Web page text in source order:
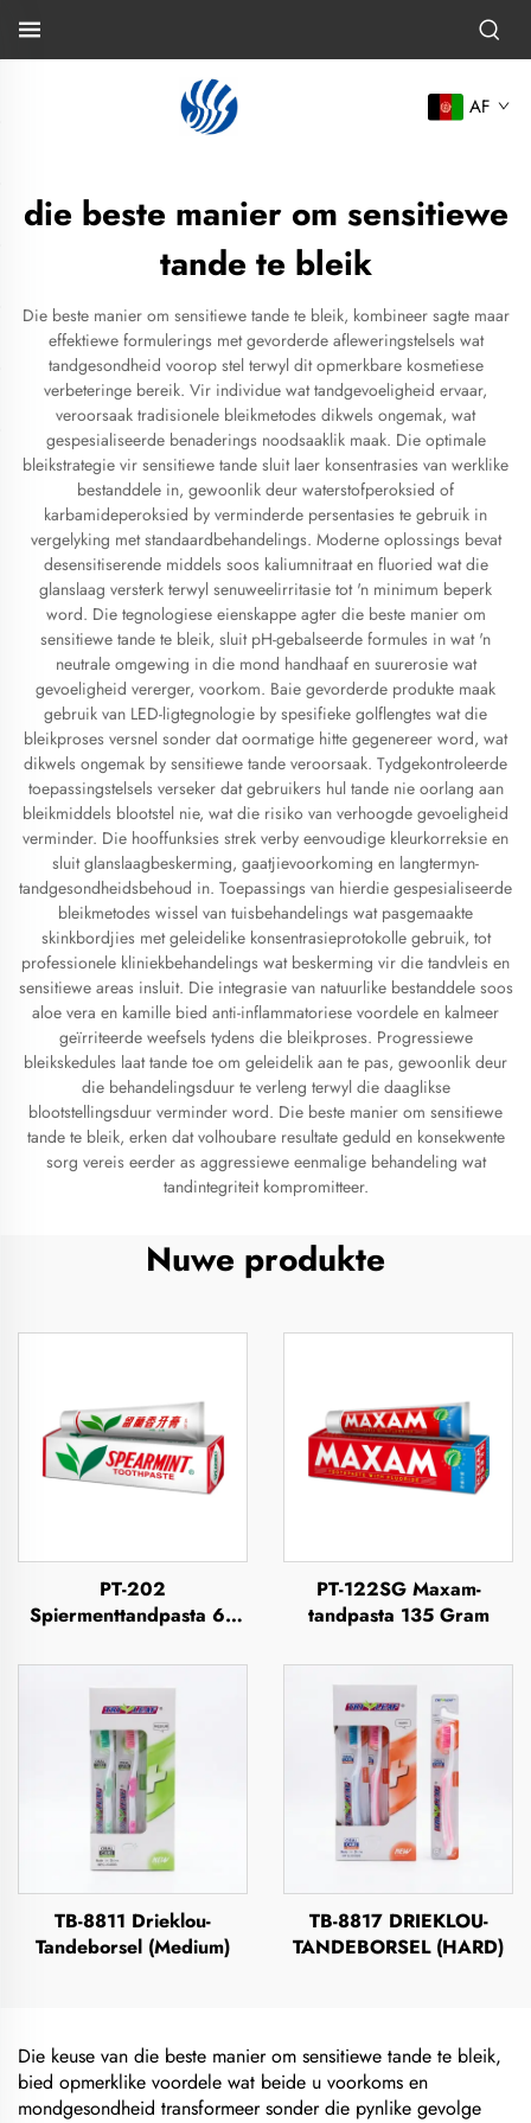
AF
die beste manier om sensitiewe
tande te bleik
Die beste manier om sensitiewe tande te bleik, kombineer sagte maar
effektiewe formulerings met gevorderde afleweringstelsels wat
tandgesondheid voorop stel terwyl dit opmerkbare kosmetiese
verbeteringe bereik. Vir individue wat tandgevoeligheid ervaar,
veroorsaak tradisionele bleikmetodes dikwels ongemak, wat
gespesialiseerde benaderings noodsaaklik maak. Die optimale
bleikstrategie vir sensitiewe tande sluit laer konsentrasies van werklike
bestanddele in, gewoonlik deur waterstofperoksied of
karbamideperoksied by verminderde persentasies te gebruik in
vergelyking met standaardbehandelings. Moderne oplossings bevat
desensitiserende middels soos kaliumnitraat en fluoried wat die
glanslaag versterk terwyl senuweelirritasie tot 'n minimum beperk
word. Die tegnologiese eienskappe agter die beste manier om
sensitiewe tande te bleik, sluit pH-gebalseerde formules in wat 'n
neutrale omgewing in die mond handhaaf en suurerosie wat
gevoeligheid vererger, voorkom. Baie gevorderde produkte maak
gebruik van LED-ligtegnologie by spesifieke golflengtes wat die
bleikproses versnel sonder dat oormatige hitte gegenereer word, wat
dikwels ongemak by sensitiewe tande veroorsaak. Tydgekontroleerde
toepassingstelsels verseker dat gebruikers hul tande nie oorlang aan
bleikmiddels blootstel nie, wat die risiko van verhoogde gevoeligheid
verminder. Die hooffunksies strek verby eenvoudige kleurkorreksie en
sluit glanslaagbeskerming, gaatjievoorkoming en langtermyn-
tandgesondheidsbehoud in. Toepassings van hierdie gespesialiseerde
bleikmetodes wissel van tuisbehandelings wat pasgemaakte
skinkbordjies met geleidelike konsentrasieprotokolle gebruik, tot
professionele kliniekbehandelings wat beskerming vir die tandvleis en
sensitiewe areas insluit. Die integrasie van natuurlike bestanddele soos
aloe vera en kamille bied anti-inflammatoriese voordele en kalmeer
geïrriteerde weefsels tydens die bleikproses. Progressiewe
bleikskedules laat tande toe om geleidelik aan te pas, gewoonlik deur
die behandelingsduur te verleng terwyl die daaglikse
blootstellingsduur verminder word. Die beste manier om sensitiewe
tande te bleik, erken dat volhoubare resultate geduld en konsekwente
sorg vereis eerder as aggressiewe eenmalige behandeling wat
tandintegriteit kompromitteer.
Nuwe produkte
PT-202
Spiermenttandpasta 63
PT-122SG Maxam-
tandpasta 135 Gram
TB-8811 Drieklou-
Tandeborsel (Medium)
TB-8817 DRIEKLOU-
TANDEBORSEL (HARD)
Die keuse van die beste manier om sensitiewe tande te bleik,
bied opmerklike voordele wat beide u voorkoms en
mondgesondheid transformeer sonder die pynlike gevolge